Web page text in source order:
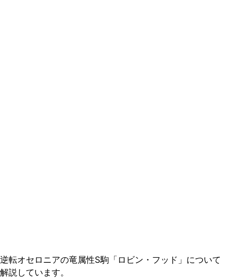
逆転オセロニアの竜属性S駒「ロビン・フッド」について
解説しています。